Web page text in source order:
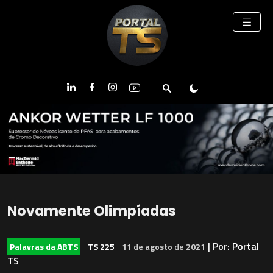
Novamente Olimpíadas
Palavras da ABTS TS 225 11 de agosto de 2021 | Por: Portal
TS